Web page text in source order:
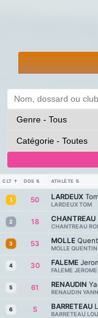
CLT ↑ DOS ⇅ ATHLÈTE ⇅
1 50 LARDEUX Tom
LARDEUX TOM
2 18 CHANTREAU
CHANTREAU
3 53 MOLLE
MOLLE QUENTIN
4 30 FALEME
FALEME JEROME
5 61 RENAUDIN
RENAUDIN
6 5 BARRETEAU
BARRETEAU